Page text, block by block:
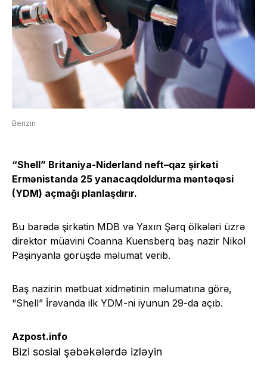
Benzin
“Shell” Britaniya-Niderland neft–qaz şirkəti
Ermənistanda 25 yanacaqdoldurma məntəqəsi
(YDM) açmağı planlaşdırır.
Bu barədə şirkətin MDB və Yaxın Şərq ölkələri üzrə
direktor müavini Coanna Kuensberq baş nazir Nikol
Paşinyanla görüşdə məlumat verib.
Baş nazirin mətbuat xidmətinin məlumatına görə,
“Shell” İrəvanda ilk YDM-ni iyunun 29-da açıb.
Azpost.info
Bizi sosial şəbəkələrdə izləyin